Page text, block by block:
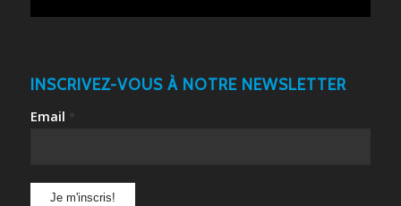
INSCRIVEZ-VOUS À NOTRE NEWSLETTER
Email *